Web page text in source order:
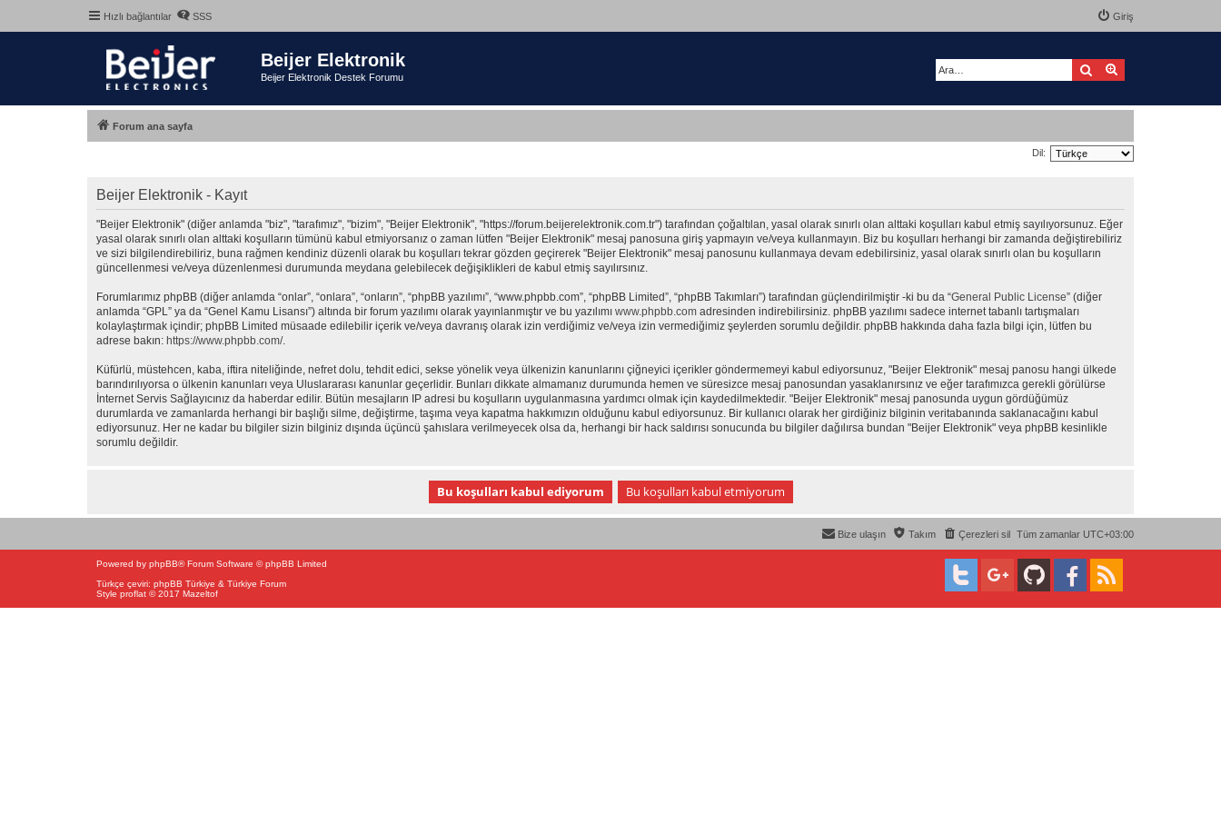
Hızlı bağlantılar SSS Giriş
Beijer Elektronik
Beijer Elektronik Destek Forumu Ara
Forum ana sayfa
Dil:
Beijer Elektronik - Kayıt
"Beijer Elektronik" (diğer anlamda "biz", "tarafımız", "bizim", "Beijer Elektronik", "https://forum.beijerelektronik.com.tr") tarafından çoğaltılan, yasal olarak sınırlı olan alttaki koşulları kabul etmiş sayılıyorsunuz. Eğer
yasal olarak sınırlı olan alttaki koşulların tümünü kabul etmiyorsanız o zaman lütfen "Beijer Elektronik" mesaj panosuna giriş yapmayın ve/veya kullanmayın. Biz bu koşulları herhangi bir zamanda değiştirebiliriz
ve sizi bilgilendirebiliriz, buna rağmen kendiniz düzenli olarak bu koşulları tekrar gözden geçirerek "Beijer Elektronik" mesaj panosunu kullanmaya devam edebilirsiniz, yasal olarak sınırlı olan bu koşulların
güncellenmesi ve/veya düzenlenmesi durumunda meydana gelebilecek değişiklikleri de kabul etmiş sayılırsınız.
Forumlarımız phpBB (diğer anlamda “onlar”, “onlara”, “onların”, “phpBB yazılımı”, “www.phpbb.com”, “phpBB Limited”, “phpBB Takımları”) tarafından güçlendirilmiştir -ki bu da “General Public License” (diğer
anlamda “GPL” ya da “Genel Kamu Lisansı”) altında bir forum yazılımı olarak yayınlanmıştır ve bu yazılımı www.phpbb.com adresinden indirebilirsiniz. phpBB yazılımı sadece internet tabanlı tartışmaları
kolaylaştırmak içindir; phpBB Limited müsaade edilebilir içerik ve/veya davranış olarak izin verdiğimiz ve/veya izin vermediğimiz şeylerden sorumlu değildir. phpBB hakkında daha fazla bilgi için, lütfen bu
adrese bakın: https://www.phpbb.com/.
Küfürlü, müstehcen, kaba, iftira niteliğinde, nefret dolu, tehdit edici, sekse yönelik veya ülkenizin kanunlarını çiğneyici içerikler göndermemeyi kabul ediyorsunuz, "Beijer Elektronik" mesaj panosu hangi ülkede
barındırılıyorsa o ülkenin kanunları veya Uluslararası kanunlar geçerlidir. Bunları dikkate almamanız durumunda hemen ve süresizce mesaj panosundan yasaklanırsınız ve eğer tarafımızca gerekli görülürse
İnternet Servis Sağlayıcınız da haberdar edilir. Bütün mesajların IP adresi bu koşulların uygulanmasına yardımcı olmak için kaydedilmektedir. "Beijer Elektronik" mesaj panosunda uygun gördüğümüz
durumlarda ve zamanlarda herhangi bir başlığı silme, değiştirme, taşıma veya kapatma hakkımızın olduğunu kabul ediyorsunuz. Bir kullanıcı olarak her girdiğiniz bilginin veritabanında saklanacağını kabul
ediyorsunuz. Her ne kadar bu bilgiler sizin bilginiz dışında üçüncü şahıslara verilmeyecek olsa da, herhangi bir hack saldırısı sonucunda bu bilgiler dağılırsa bundan "Beijer Elektronik" veya phpBB kesinlikle
sorumlu değildir.
Tüm zamanlar UTC+03:00
Çerezleri sil
Takım
Bize ulaşın
Powered by phpBB® Forum Software © phpBB Limited
Türkçe çeviri: phpBB Türkiye & Türkiye Forum
Style proflat © 2017 Mazeltof